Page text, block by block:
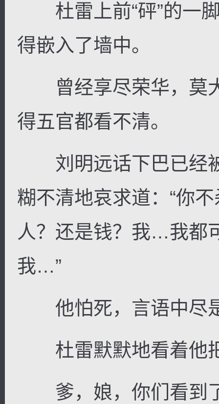
杜雷上前“砰”的一脚
得嵌入了墙中。
曾经享尽荣华，莫
得五官都看不清。
刘明远话下巴已经
糊不清地哀求道：“你
人？还是钱？我…我都
我…”
他怕死，言语中尽
杜雷默默地看着他
爹，娘，你们看到